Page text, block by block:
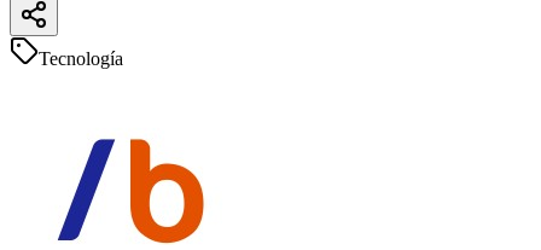
Tecnología